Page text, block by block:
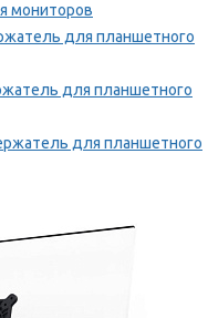
мониторов
для планшетного
для планшетного
для планшетного